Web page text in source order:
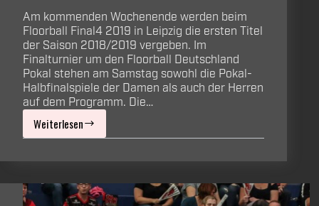
Am kommenden Wochenende werden beim
Floorball Final4 2019 in Leipzig die ersten Titel
der Saison 2018/2019 vergeben. Im
Finalturnier um den Floorball Deutschland
Pokal stehen am Samstag sowohl die Pokal-
Halbfinalspiele der Damen als auch der Herren
auf dem Programm. Die…
Weiterlesen
Kampf
Pokalsieg